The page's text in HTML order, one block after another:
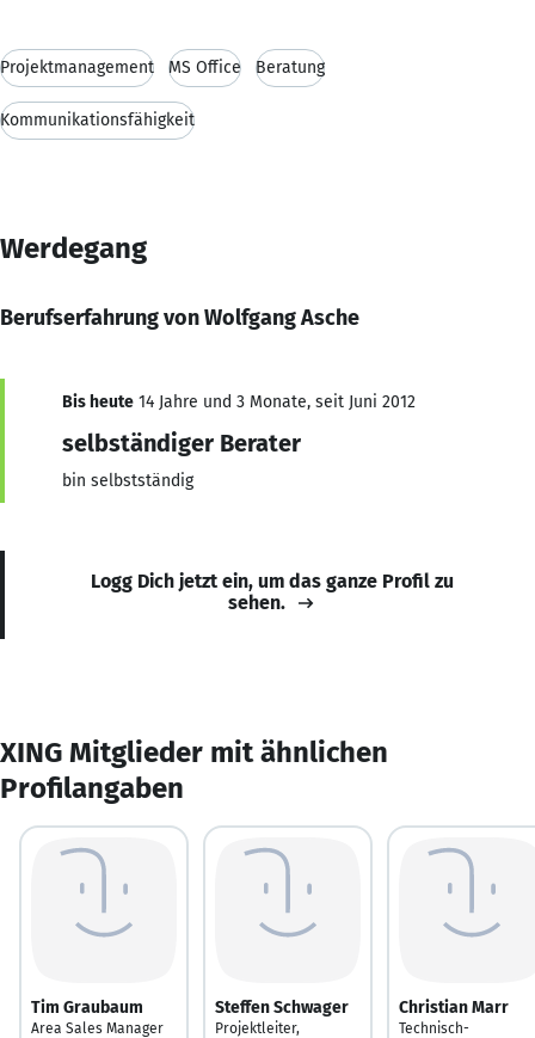
Projektmanagement MS Office Beratung
Kommunikationsfähigkeit
Werdegang
Berufserfahrung von Wolfgang Asche
Bis heute 14 Jahre und 3 Monate, seit Juni 2012
selbständiger Berater
bin selbstständig
Logg Dich jetzt ein, um das ganze Profil zu
sehen.
XING Mitglieder mit ähnlichen
Profilangaben
Tim Graubaum
Area Sales Manager
Steffen Schwager
Projektleiter,
Christian Marr
Technisch-